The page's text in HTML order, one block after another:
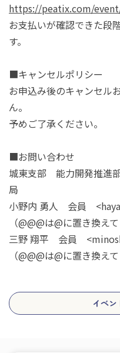
https://peatix.com/
お支払いが確認できた段
す。
■キャンセルポリシー
お申込み後のキャンセル
ん。
予めご了承ください。
■お問い合わせ
城東支部 能力開発推進
局
小野内 勇人 会員
（@@@は@に置き換え
三野 翔平 会員
（@@@は@に置き換え
イベン